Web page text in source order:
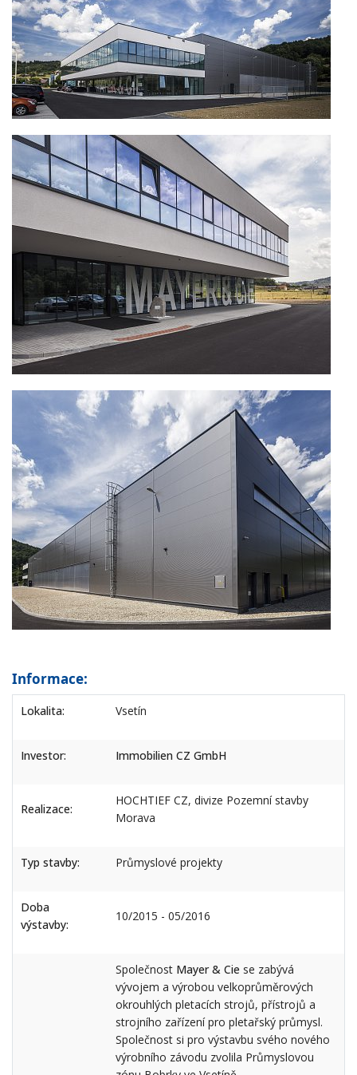
Informace:
Lokalita: Vsetín
Investor: Immobilien CZ GmbH
Realizace:
HOCHTIEF CZ, divize Pozemní stavby
Morava
Typ stavby: Průmyslové projekty
Doba
výstavby:
10/2015 - 05/2016
Společnost Mayer & Cie se zabývá
vývojem a výrobou velkoprůměrových
okrouhlých pletacích strojů, přístrojů a
strojního zařízení pro pletařský průmysl.
Společnost si pro výstavbu svého nového
výrobního závodu zvolila Průmyslovou